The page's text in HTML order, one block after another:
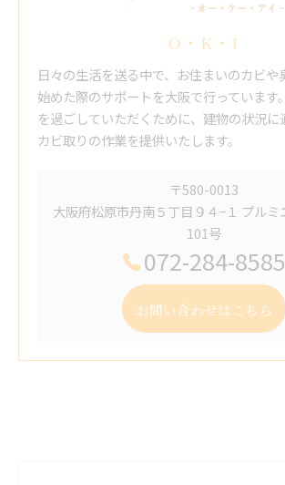
O・K・I
日々の生活を送る中で、お住まいのカビや
始めた際のサポートを大阪で行っています
を過ごしていただくために、建物の状況に
カビ取りの作業を提供いたします。
〒580-0013
大阪府松原市丹南５丁目９４−１ プル
101号
072-284-8585
お問い合わせはこちら